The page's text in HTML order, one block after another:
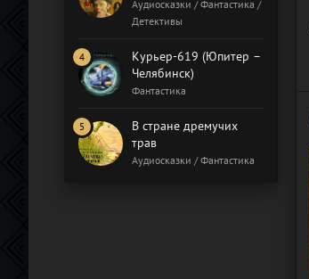
Бал газовщиков
Аудиосказки / Фантастика /
Детективы
Курьер-619 (Юпитер –
Челябинск)
Фантастика
В стране дремучих
трав
Аудиосказки / Фантастика